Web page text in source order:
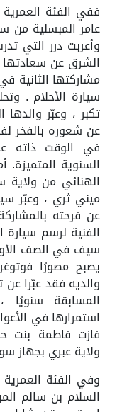
عامر المبسلية
وأعربت درر التي
الشرق عن سعادتها
مشاركتها الثانية
سيارة الأحلام .
تكبر ، وعبّر
عن شعوره بالفخر
في الوقت ذاته
السنوية
الهنائي من ولاية
عن فرحته
الفنية لرسم
سيف في الصف
يصبح مصورًا
والديه فقد عبّرا عن
المسابقة
استمرارها في
فازت فاطمة بنت
ولاية عبري بجهاز
السلام بن سالم